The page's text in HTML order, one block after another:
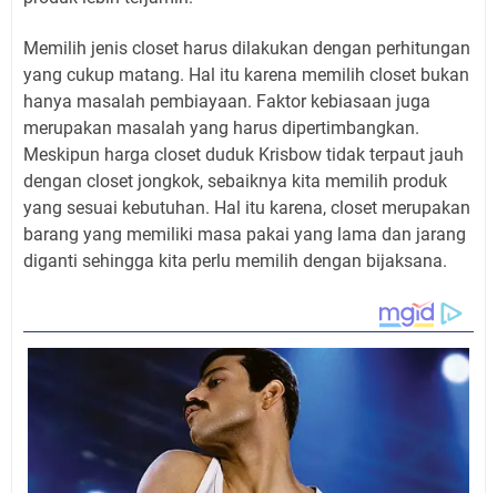
Memilih jenis closet harus dilakukan dengan perhitungan
yang cukup matang. Hal itu karena memilih closet bukan
hanya masalah pembiayaan. Faktor kebiasaan juga
merupakan masalah yang harus dipertimbangkan.
Meskipun harga closet duduk Krisbow tidak terpaut jauh
dengan closet jongkok, sebaiknya kita memilih produk
yang sesuai kebutuhan. Hal itu karena, closet merupakan
barang yang memiliki masa pakai yang lama dan jarang
diganti sehingga kita perlu memilih dengan bijaksana.